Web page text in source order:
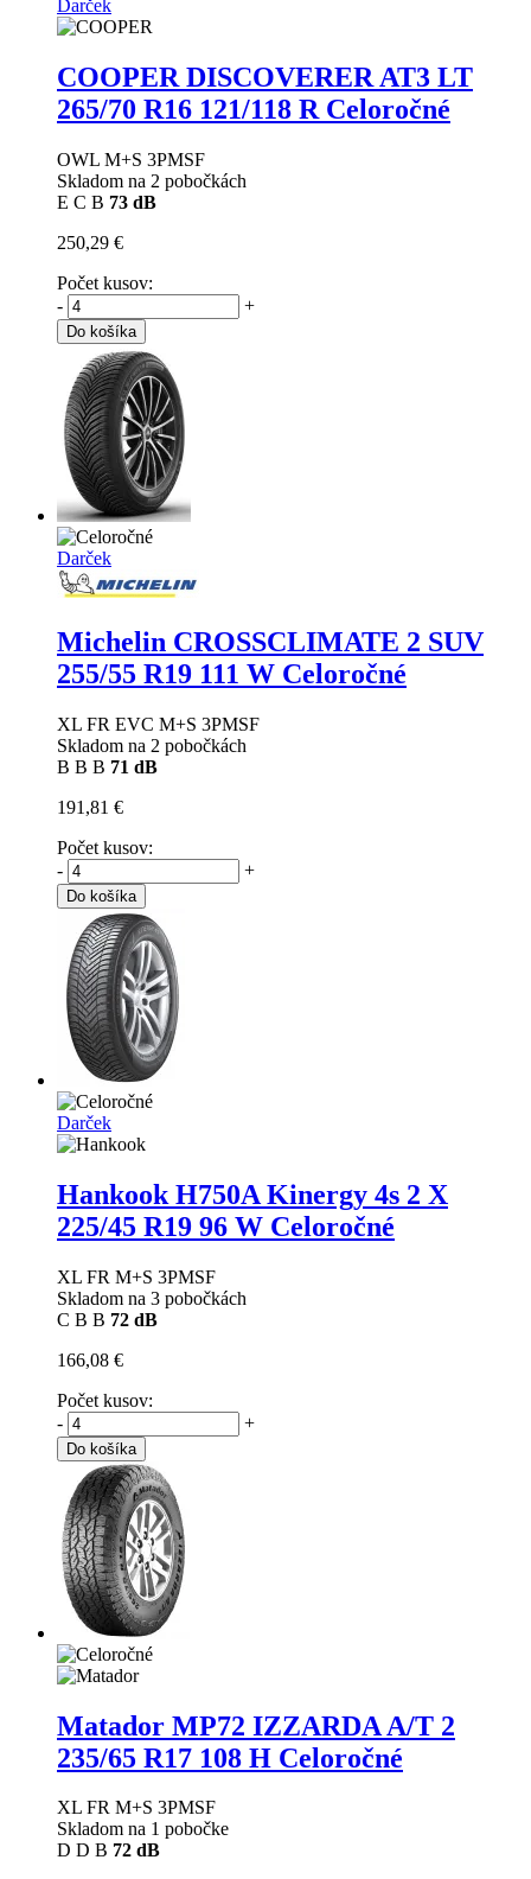
Darček
COOPER DISCOVERER AT3 LT
265/70 R16 121/118 R Celoročné
OWL M+S 3PMSF
Skladom na 2 pobočkách
E C B 73 dB
250,29 €
Počet kusov:
-
+
Do košíka
Darček
Michelin CROSSCLIMATE 2 SUV
255/55 R19 111 W Celoročné
XL FR EVC M+S 3PMSF
Skladom na 2 pobočkách
B B B 71 dB
191,81 €
Počet kusov:
-
+
Do košíka
Darček
Hankook H750A Kinergy 4s 2 X
225/45 R19 96 W Celoročné
XL FR M+S 3PMSF
Skladom na 3 pobočkách
C B B 72 dB
166,08 €
Počet kusov:
-
+
Do košíka
Matador MP72 IZZARDA A/T 2
235/65 R17 108 H Celoročné
XL FR M+S 3PMSF
Skladom na 1 pobočke
D D B 72 dB